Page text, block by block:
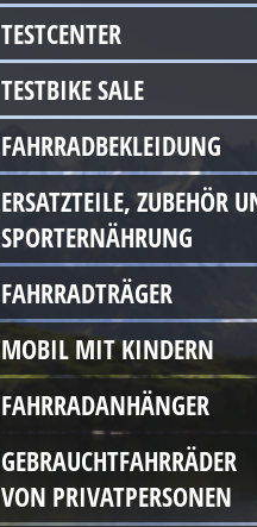
TESTCENTER
TESTBIKE SALE
FAHRRADBEKLEIDUNG
ERSATZTEILE, ZUBEHÖR
SPORTERNÄHRUNG
FAHRRADTRÄGER
MOBIL MIT KINDERN
FAHRRADANHÄNGER
GEBRAUCHTFAHRRÄDER
VON PRIVATPERSONEN